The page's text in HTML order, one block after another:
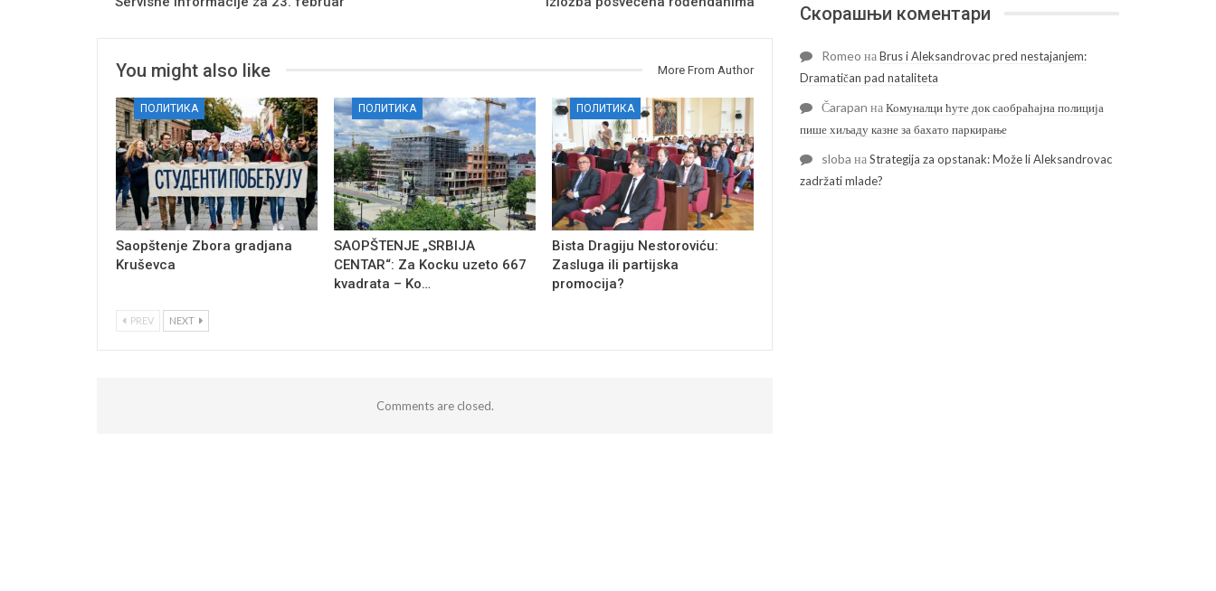
You might also like More From Author
ПОЛИТИКА
Saopštenje Zbora gradjana
Kruševca
ПОЛИТИКА
SAOPŠTENJE „SRBIJA
CENTAR“: Za Kocku uzeto 667
kvadrata – Ko…
ПОЛИТИКА
Bista Dragiju Nestoroviću:
Zasluga ili partijska
promocija?
PREV NEXT
Comments are closed.
Скорашњи коментари
Romeo наBrus i Aleksandrovac pred nestajanjem:
Dramatičan pad nataliteta
Čarapan наКомуналци ћуте док саобраћајна полиција
пише хиљаду казне за бахато паркирање
sloba наStrategija za opstanak: Može li Aleksandrovac
zadržati mlade?